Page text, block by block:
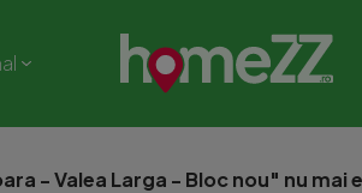
- Valea Larga - Bloc nou" nu mai